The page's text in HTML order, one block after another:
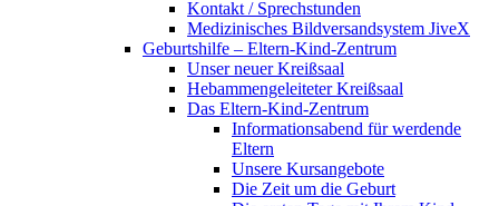
Kontakt / Sprechstunden
Medizinisches Bildversandsystem JiveX
Geburtshilfe – Eltern-Kind-Zentrum
Unser neuer Kreißsaal
Hebammengeleiteter Kreißsaal
Das Eltern-Kind-Zentrum
Informationsabend für werdende
Eltern
Unsere Kursangebote
Die Zeit um die Geburt